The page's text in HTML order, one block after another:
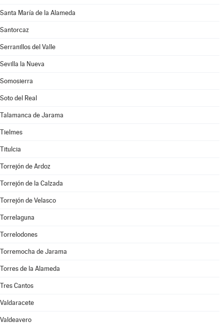
Santa María de la Alameda
Santorcaz
Serranillos del Valle
Sevilla la Nueva
Somosierra
Soto del Real
Talamanca de Jarama
Tielmes
Titulcia
Torrejón de Ardoz
Torrejón de la Calzada
Torrejón de Velasco
Torrelaguna
Torrelodones
Torremocha de Jarama
Torres de la Alameda
Tres Cantos
Valdaracete
Valdeavero